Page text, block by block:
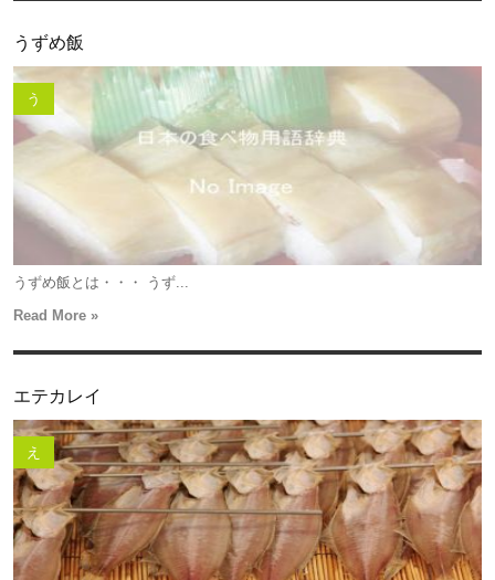
うずめ飯
う
うずめ飯とは・・・ うず...
Read More »
エテカレイ
え